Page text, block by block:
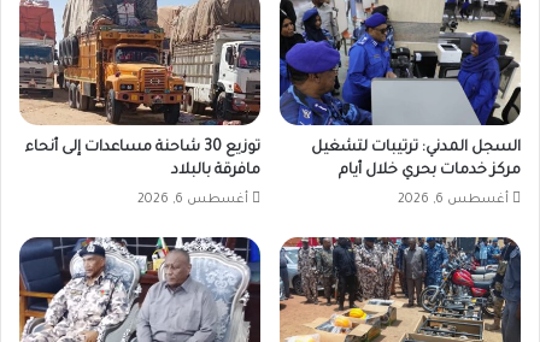
السجل المدني: ترتيبات لتشغيل
مركز خدمات بحري خلال أيام
أغسطس 6, 2026
توزيع 30 شاحنة مساعدات إلى أنحاء
مافرقة بالبلاد
أغسطس 6, 2026